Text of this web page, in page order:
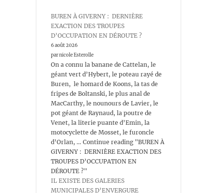
BUREN À GIVERNY : DERNIÈRE
EXACTION DES TROUPES
D’OCCUPATION EN DÉROUTE ?
6 août 2026
par nicole Esterolle
On a connu la banane de Cattelan, le
géant vert d’Hybert, le poteau rayé de
Buren, le homard de Koons, la tas de
fripes de Boltanski, le plus anal de
MacCarthy, le nounours de Lavier, le
pot géant de Raynaud, la poutre de
Venet, la literie puante d’Emin, la
motocyclette de Mosset, le furoncle
d’Orlan, … Continue reading "BUREN À
GIVERNY : DERNIÈRE EXACTION DES
TROUPES D’OCCUPATION EN
DÉROUTE ?"
IL EXISTE DES GALERIES
MUNICIPALES D’ENVERGURE